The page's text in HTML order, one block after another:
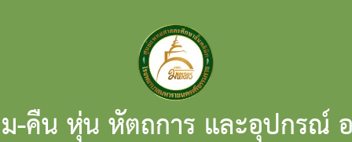
-คืน หุ่น หัตถการ และอุปกรณ์